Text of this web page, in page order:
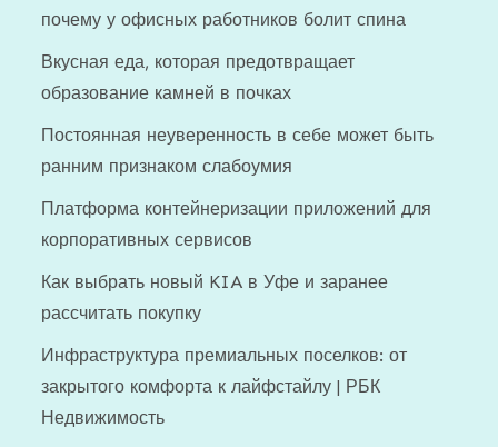
почему у офисных работников болит спина
Вкусная еда, которая предотвращает
образование камней в почках
Постоянная неуверенность в себе может быть
ранним признаком слабоумия
Платформа контейнеризации приложений для
корпоративных сервисов
Как выбрать новый KIA в Уфе и заранее
рассчитать покупку
Инфраструктура премиальных поселков: от
закрытого комфорта к лайфстайлу | РБК
Недвижимость